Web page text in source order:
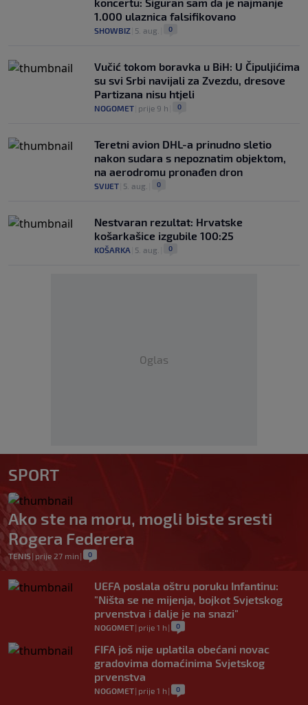
1.000 ulaznica falsifikovano
SHOWBIZ 5. aug. 0
Vučić tokom boravka u BiH: U Čipuljićima
su svi Srbi navijali za Zvezdu, dresove
Partizana nisu htjeli
NOGOMET prije 9 h 0
Teretni avion DHL-a prinudno sletio
nakon sudara s nepoznatim objektom,
na aerodromu pronađen dron
SVIJET 5. aug. 0
Nestvaran rezultat: Hrvatske
košarkašice izgubile 100:25
KOŠARKA 5. aug. 0
Oglas
SPORT
Ako ste na moru, mogli biste sresti
Rogera Federera
TENIS| prije 27 min | 0
UEFA poslala oštru poruku Infantinu:
"Ništa se ne mijenja, bojkot Svjetskog
prvenstva i dalje je na snazi"
NOGOMET| prije 1 h | 0
FIFA još nije uplatila obećani novac
gradovima domaćinima Svjetskog
prvenstva
NOGOMET| prije 1 h | 0